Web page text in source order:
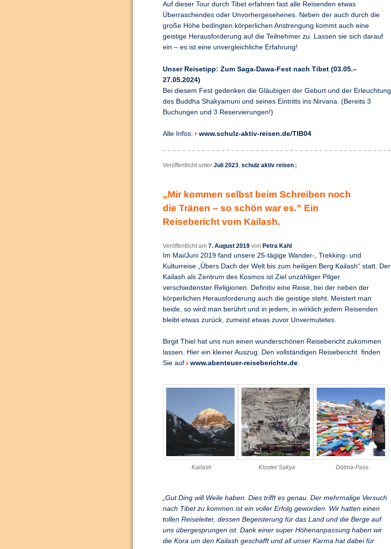
Auf dieser Tour durch Tibet erfahren fast alle Reisenden etwas
Überraschendes oder Unvorhergesehenes. Neben der auch durch die
große Höhe bedingten körperlichen Anstrengung kommt auch eine
geistige Herausforderung auf die Teilnehmer zu. Lassen sie sich darauf
ein – es ist eine unvergleichliche Erfahrung!
Unser Reisetipp: Zum Saga-Dawa-Fest nach Tibet (03.05.–
27.05.2024)
Bei diesem Fest gedenken die Gläubigen der Geburt und der Erleuchtung
des Buddha Shakyamuni und seines Eintritts ins Nirvana. (Bereits 3
Buchungen und 3 Reservierungen!)
Alle Infos: www.schulz-aktiv-reisen.de/TIB04
Veröffentlicht unter Juli 2023, schulz aktiv reisen |
„Mir kommen selbst beim Schreiben noch
die Tränen – so schön war es.” Ein
Reisebericht vom Kailash.
Veröffentlicht am 7. August 2019 von Petra Kahl
Im Mai/Juni 2019 fand unsere 25-tägige Wander-, Trekking- und
Kulturreise „Übers Dach der Welt bis zum heiligen Berg Kailash“ statt. Der
Kailash als Zentrum des Kosmos ist Ziel unzähliger Pilger
verschiedenster Religionen. Definitiv eine Reise, bei der neben der
körperlichen Herausforderung auch die geistige steht. Meistert man
beide, so wird man berührt und in jedem, in wirklich jedem Reisenden
bleibt etwas zurück, zumeist etwas zuvor Unvermutetes.
Birgit Thiel hat uns nun einen wunderschönen Reisebericht zukommen
lassen. Hier ein kleiner Auszug. Den vollständigen Reisebericht finden
Sie auf
www.abenteuer-reiseberichte.de.
Kailash Kloster Sakya Dölma-Pass
„Gut Ding will Weile haben. Dies trifft es genau. Der mehrmalige Versuch
nach Tibet zu kommen ist ein voller Erfolg geworden. Wir hatten einen
tollen Reiseleiter, dessen Begeisterung für das Land und die Berge auf
uns übergesprungen ist. Dank einer super Höhenanpassung haben wir
die Kora um den Kailash geschafft und all unser Karma hat dabei für